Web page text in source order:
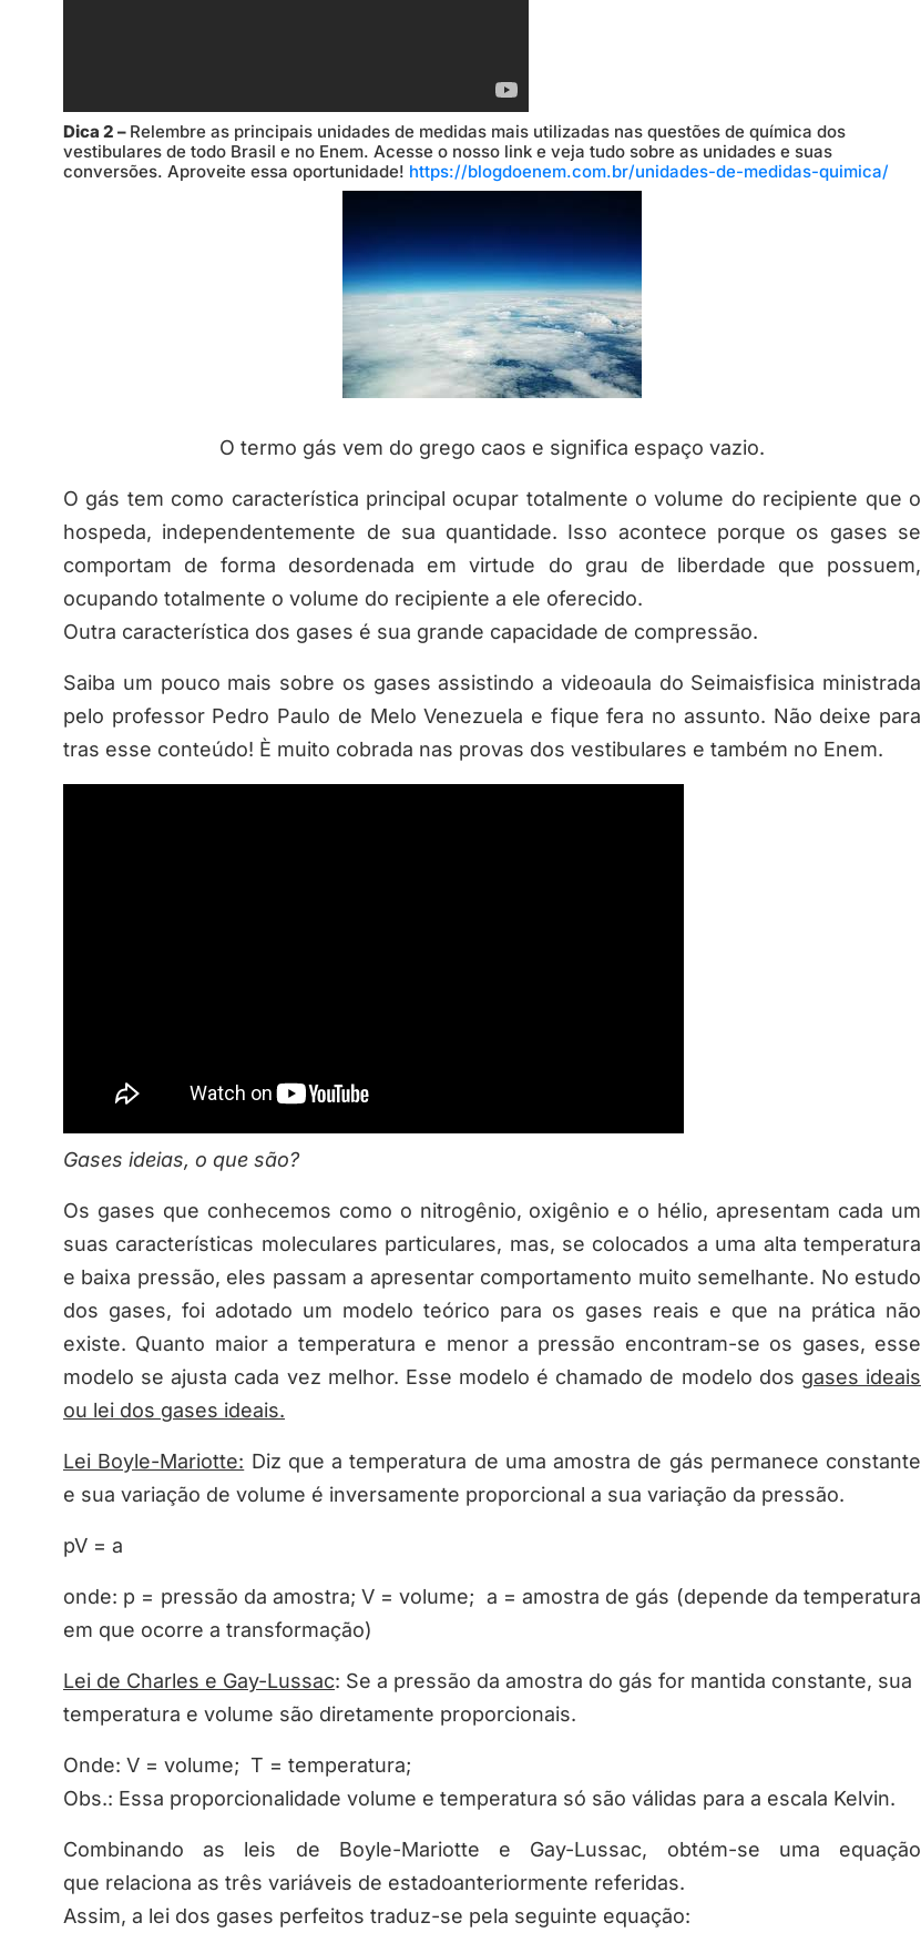
Dica 2 – Relembre as principais unidades de medidas mais utilizadas nas questões de química dos
vestibulares de todo Brasil e no Enem. Acesse o nosso link e veja tudo sobre as unidades e suas
conversões. Aproveite essa oportunidade! https://blogdoenem.com.br/unidades-de-medidas-quimica/
O termo gás vem do grego caos e significa espaço vazio.
O gás tem como característica principal ocupar totalmente o volume do recipiente que o
hospeda, independentemente de sua quantidade. Isso acontece porque os gases se
comportam de forma desordenada em virtude do grau de liberdade que possuem,
ocupando totalmente o volume do recipiente a ele oferecido.
Outra característica dos gases é sua grande capacidade de compressão.
Saiba um pouco mais sobre os gases assistindo a videoaula do Seimaisfisica ministrada
pelo professor Pedro Paulo de Melo Venezuela e fique fera no assunto. Não deixe para
tras esse conteúdo! È muito cobrada nas provas dos vestibulares e também no Enem.
Gases ideias, o que são?
Os gases que conhecemos como o nitrogênio, oxigênio e o hélio, apresentam cada um
suas características moleculares particulares, mas, se colocados a uma alta temperatura
e baixa pressão, eles passam a apresentar comportamento muito semelhante. No estudo
dos gases, foi adotado um modelo teórico para os gases reais e que na prática não
existe. Quanto maior a temperatura e menor a pressão encontram-se os gases, esse
modelo se ajusta cada vez melhor. Esse modelo é chamado de modelo dos gases ideais
ou lei dos gases ideais.
Lei Boyle-Mariotte: Diz que a temperatura de uma amostra de gás permanece constante
e sua variação de volume é inversamente proporcional a sua variação da pressão.
pV = a
onde: p = pressão da amostra; V = volume; a = amostra de gás (depende da temperatura
em que ocorre a transformação)
Lei de Charles e Gay-Lussac: Se a pressão da amostra do gás for mantida constante, sua
temperatura e volume são diretamente proporcionais.
Onde: V = volume; T = temperatura;
Obs.: Essa proporcionalidade volume e temperatura só são válidas para a escala Kelvin.
Combinando as leis de Boyle-Mariotte e Gay-Lussac, obtém-se uma equação
que relaciona as três variáveis de estadoanteriormente referidas.
Assim, a lei dos gases perfeitos traduz-se pela seguinte equação: